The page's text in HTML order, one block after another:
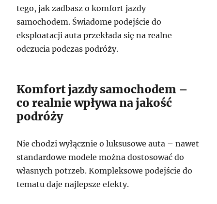
tego, jak zadbasz o komfort jazdy
samochodem. Świadome podejście do
eksploatacji auta przekłada się na realne
odczucia podczas podróży.
Komfort jazdy samochodem –
co realnie wpływa na jakość
podróży
Nie chodzi wyłącznie o luksusowe auta – nawet
standardowe modele można dostosować do
własnych potrzeb. Kompleksowe podejście do
tematu daje najlepsze efekty.